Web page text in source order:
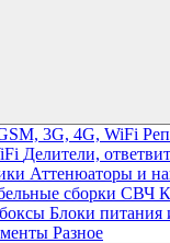
3G, 4G, WiFi
Делители,
Аттенюаторы и
сборки СВЧ
Блоки
Разное